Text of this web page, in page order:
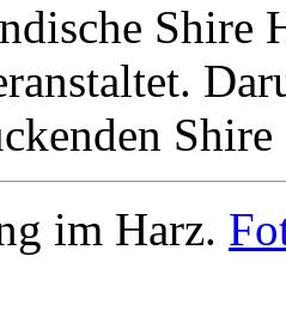
Shire
im Harz.